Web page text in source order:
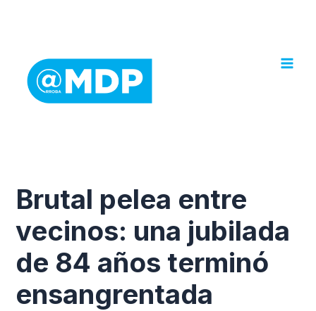
Brutal pelea entre
vecinos: una jubilada
de 84 años terminó
ensangrentada